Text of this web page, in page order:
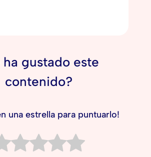
ha gustado este
contenido?
una estrella para puntuarlo!